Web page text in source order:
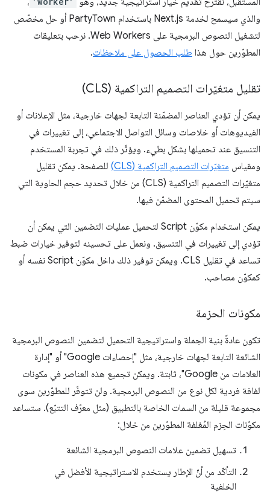
والذي سيسمح لخدمة Next.js باستخدام PartyTown أو حل مخصّص
لتشغيل النصوص البرمجية على Web Workers. نرحب بتعليقات
المطوّرين حول هذا طلب الحصول على ملاحظات.
تقليل متغيّرات التصميم التراكمية (CLS)
يمكن أن تؤدي العناصر المضمّنة التابعة لجهات خارجية، مثل الإعلانات أو
الفيديوهات أو خلاصات وسائل التواصل الاجتماعي، إلى تغييرات في
التنسيق عند تحميلها بشكل بطيء. ويؤثّر ذلك في تجربة المستخدم
ومقياس متغيّرات التصميم التراكمية (CLS)
للصفحة. يمكن تقليل
متغيّرات التصميم التراكمية (CLS) من خلال تحديد حجم الحاوية التي
سيتم تحميل المحتوى المضمّن فيها.
يمكن استخدام مكوّن Script لتحميل عمليات التضمين التي يمكن أن
تؤدي إلى تغييرات في التنسيق. ونعمل على تحسينه لتوفير خيارات ضبط
تساعد في تقليل CLS. ويمكن توفير ذلك داخل مكوّن Script نفسه أو
كمكوّن مصاحب.
مكونات الحزمة
تكون عادةً بنية الجملة واستراتيجية التحميل لتضمين النصوص البرمجية
الشائعة التابعة لجهات خارجية، مثل "إحصاءات Google" أو "إدارة
العلامات من Google"، ثابتة. ويمكن تجميع هذه العناصر في مكونات
لفافة فردية لكل نوع من النصوص البرمجية. ولن تتوفّر للمطوّرين سوى
مجموعة قليلة من السمات الخاصة بالتطبيق (مثل معرّف التتبّع). ستساعد
مكوّنات الحِزم المُغلفة المطوّرين من خلال:
تسهيل تضمين علامات النصوص البرمجية الشائعة
التأكّد من أنّ الإطار يستخدم الاستراتيجية الأفضل في
الخلفية